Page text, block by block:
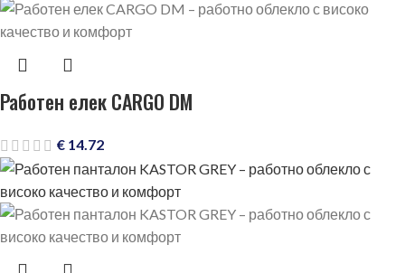
Работен елек CARGO DM
€ 14.72